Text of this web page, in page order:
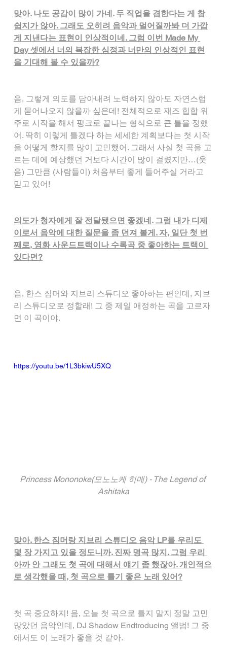
맞아. 나도 공감이 많이 가네. 두 직업을 겸한다는 게 참
쉽지가 않아. 그래도 오히려 음악과 멀어질까봐 더 가깝
게 지낸다는 표현이 인상적이네. 그럼 이번 Made My
Day 셋에서 너의 복잡한 심정과 너만의 인상적인 표현
을 기대해 볼 수 있을까?
음, 그렇게 의도를 담아내려 노력하지 않아도 자연스럽
게 묻어나오지 않을까 싶은데! 전체적으로 재즈 힙합 위
주로 시작을 해서 펑크로 끝나는 형식으로 큰 틀을 정했
어. 딱히 이렇게 틀겠다 하는 세세한 계획보다는 첫 시작
을 어떻게 할지를 많이 고민했어. 그래서 사실 첫 곡을 고
르는 데에 예상했던 거보다 시간이 많이 걸렸지만…(웃
음) 그만큼 (사람들이) 처음부터 좋게 들어주실 거라고
믿고 있어!
의도가 청자에게 잘 전달됐으면 좋겠네. 그럼 내가 디제
이로서 음악에 대한 질문을 좀 던져 볼게. 자, 일단 첫 번
째로, 영화 사운드트랙이나 수록곡 중 좋아하는 트랙이
있다면?
음, 한스 짐머와 지브리 스튜디오 좋아하는 편인데, 지브
리 스튜디오로 정할래! 그 중 제일 애정하는 곡을 고르자
면 이 곡이야.
https://youtu.be/1L3bkiwU5XQ
Princess Mononoke(모노노케 히메) - The Legend of
Ashitaka
맞아. 한스 짐머랑 지브리 스튜디오 음악 LP를 우리도
몇 장 가지고 있을 정도니까. 진짜 명곡 많지. 그럼 우리
아까 안 그래도 첫 곡에 대해서 얘기 좀 했잖아. 개인적으
로 생각했을 때, 첫 곡으로 틀기 좋은 노래 있어?
첫 곡 중요하지! 음, 오늘 첫 곡으로 틀지 말지 정말 고민
많았던 음악인데, DJ Shadow Endtroducing 앨범! 그 중
에서도 이 노래가 좋을 것 같아.